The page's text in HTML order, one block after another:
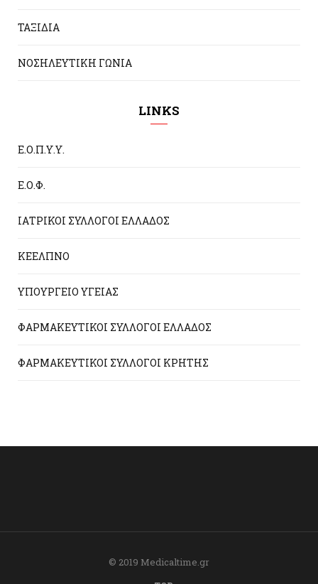
ΤΑΞΙΔΙΑ
ΝΟΣΗΛΕΥΤΙΚΗ ΓΩΝΙΑ
LINKS
Ε.Ο.Π.Υ.Υ.
Ε.Ο.Φ.
ΙΑΤΡΙΚΟΙ ΣΥΛΛΟΓΟΙ ΕΛΛΑΔΟΣ
ΚΕΕΛΠΝΟ
ΥΠΟΥΡΓΕΙΟ ΥΓΕΙΑΣ
ΦΑΡΜΑΚΕΥΤΙΚΟΙ ΣΥΛΛΟΓΟΙ ΕΛΛΑΔΟΣ
ΦΑΡΜΑΚΕΥΤΙΚΟΙ ΣΥΛΛΟΓΟΙ ΚΡΗΤΗΣ
© 2019 Medicaltime.gr